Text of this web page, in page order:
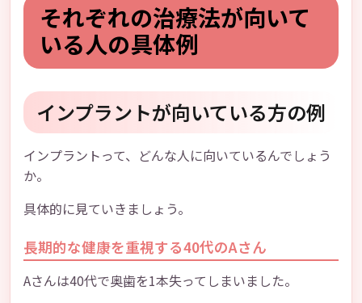
それぞれの治療法が向いて
いる人の具体例
インプラントが向いている方の例
インプラントって、どんな人に向いているんでしょう
か。
具体的に見ていきましょう。
長期的な健康を重視する40代のAさん
Aさんは40代で奥歯を1本失ってしまいました。